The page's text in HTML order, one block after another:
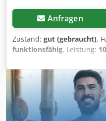
Anfragen
Zustand: gut (gebraucht),
funktionsfähig, Leistung:
,
Baujahr:2016,
bar
, Maschinen-/
Rückschlagventil
Karosserie mit
Zugvorrichtung mit LKW-